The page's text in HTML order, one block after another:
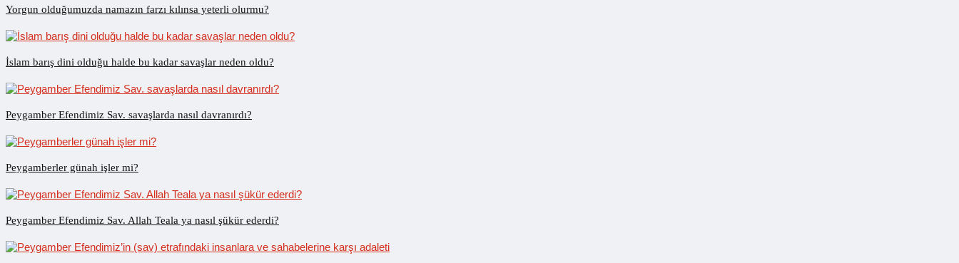
Yorgun olduğumuzda namazın farzı kılınsa yeterli olurmu?
İslam barış dini olduğu halde bu kadar savaşlar neden oldu?
Peygamber Efendimiz Sav. savaşlarda nasıl davranırdı?
Peygamberler günah işler mi?
Peygamber Efendimiz Sav. Allah Teala ya nasıl şükür ederdi?